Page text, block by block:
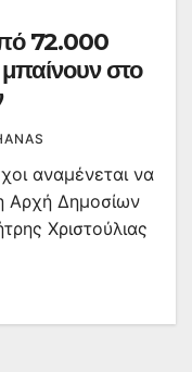
72.000
στο
αναμένεται να
Αρχή Δημοσίων
Χριστούλιας